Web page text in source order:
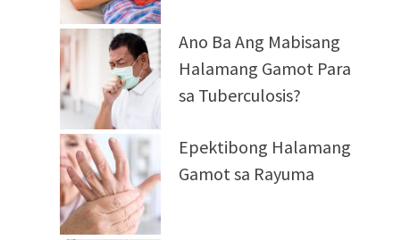
Ano Ba Ang Mabisang
Halamang Gamot Para
sa Tuberculosis?
Epektibong Halamang
Gamot sa Rayuma